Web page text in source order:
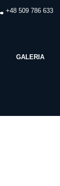
+48 509 786 633
GALERIA